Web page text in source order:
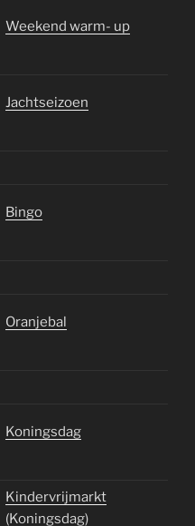
Weekend warm- up
Jachtseizoen
Bingo
Oranjebal
Koningsdag
Kindervrijmarkt
(Koningsdag)